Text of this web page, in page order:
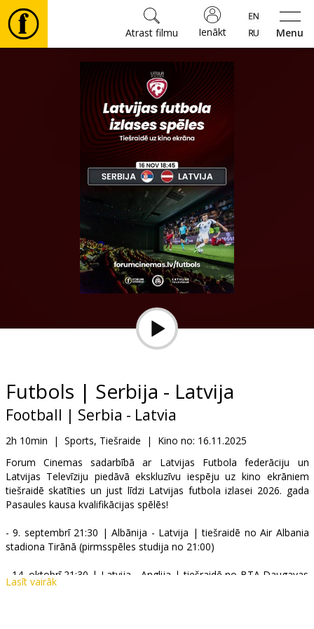
Menu
Ienākt
Atrast filmu
Pasākumi
B2B
Kino
Klubs
Futbols | Serbija - Latvija
Football | Serbia - Latvia
2h 10min | Sports, Tiešraide | Kino no: 16.11.2025
Forum Cinemas sadarbībā ar Latvijas Futbola federāciju un
Latvijas Televīziju piedāvā ekskluzīvu iespēju uz kino ekrāniem
tiešraidē skatīties un just līdzi Latvijas futbola izlasei 2026. gada
Pasaules kausa kvalifikācijas spēlēs!
- 9. septembrī 21:30 | Albānija - Latvija | tiešraidē no Air Albania
stadiona Tirānā (pirmsspēles studija no 21:00)
- 14. oktobrī 21:30 | Latvija - Anglija | tiešraidē no BTA Daugavas
stadiona Rīgā (pirmsspēles studija no 21:00)
Lasīt vairāk